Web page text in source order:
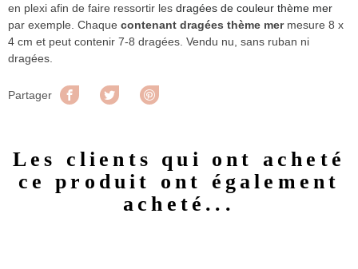
en plexi afin de faire ressortir les dragées de couleur thème mer
par exemple. Chaque contenant dragées thème mermesure 8 x
4 cm et peut contenir 7-8 dragées. Vendu nu, sans ruban ni
dragées.
Partager Partager Tweet
Les clients qui ont acheté
ce produit ont également
acheté...